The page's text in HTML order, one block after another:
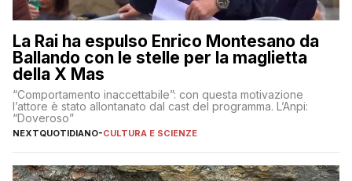
La Rai ha espulso Enrico Montesano da
Ballando con le stelle per la maglietta
della X Mas
“Comportamento inaccettabile”: con questa motivazione
l’attore è stato allontanato dal cast del programma. L’Anpi:
“Doveroso”
NEXTQUOTIDIANO-CULTURA E SCIENZE